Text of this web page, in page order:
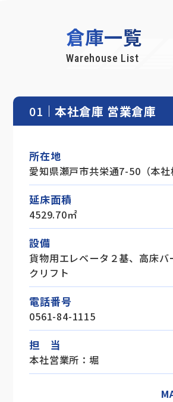
倉庫一覧
Warehouse List
01 本社倉庫 営業倉庫
所在地
愛知県瀬戸市共栄通7-50（本
延床面積
4529.70㎡
設備
貨物用エレベータ２基、高床バ
クリフト
電話番号
0561-84-1115
担 当
本社営業所：堀